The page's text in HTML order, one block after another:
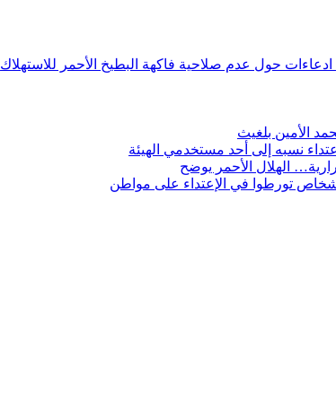
ادعاءات حول عدم صلاحية فاكهة البطيخ الأحمر للاستهلاك
الأمين بلغيث
نسبه إلى أحد مستخدمي الهيئة
الهلال الأحمر يوضح